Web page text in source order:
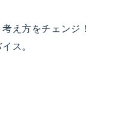
え方をチェンジ！
ス。